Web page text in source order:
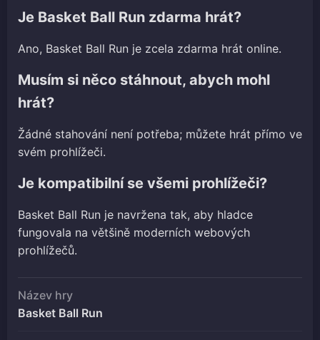
Je Basket Ball Run zdarma hrát?
Ano, Basket Ball Run je zcela zdarma hrát online.
Musím si něco stáhnout, abych mohl
hrát?
Žádné stahování není potřeba; můžete hrát přímo ve
svém prohlížeči.
Je kompatibilní se všemi prohlížeči?
Basket Ball Run je navržena tak, aby hladce
fungovala na většině moderních webových
prohlížečů.
Název hry
Basket Ball Run